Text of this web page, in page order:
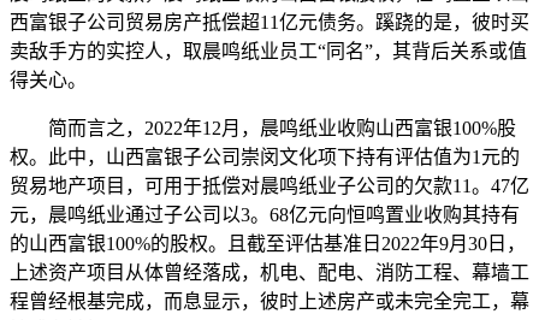
西富银子公司贸易房产抵偿超11亿元债务。蹊跷的是，彼时买
卖敌手方的实控人，取晨鸣纸业员工“同名”，其背后关系或值
得关心。
简而言之，2022年12月，晨鸣纸业收购山西富银100%股
权。此中，山西富银子公司崇闵文化项下持有评估值为1元的
贸易地产项目，可用于抵偿对晨鸣纸业子公司的欠款11。47亿
元，晨鸣纸业通过子公司以3。68亿元向恒鸣置业收购其持有
的山西富银100%的股权。且截至评估基准日2022年9月30日，
上述资产项目从体曾经落成，机电、配电、消防工程、幕墙工
程曾经根基完成，而息显示，彼时上述房产或未完全完工，幕